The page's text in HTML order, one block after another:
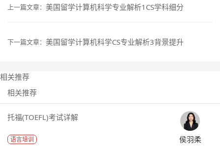
上一篇文章： 美国留学计算机科学专业解析1CS学科细分
下一篇文章： 美国留学计算机科学CS专业解析3背景提升
相关推荐
相关推荐
托福(TOEFL)考试详解
语言培训 侯羽柔